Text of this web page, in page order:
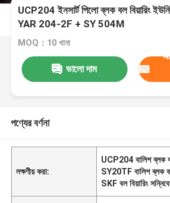
UCP204 ইনসার্ট পিলো ব্লক বল বিয়ারিং
YAR 204-2F + SY 504M
MOQ：10 খানা
ভালো দাম
পণ্যের বর্ণনা
লক্ষণীয় করা:
UCP204 বালিশ ব্লক
SY20TF বালিশ ব্লক
SKF বল বিয়ারিং